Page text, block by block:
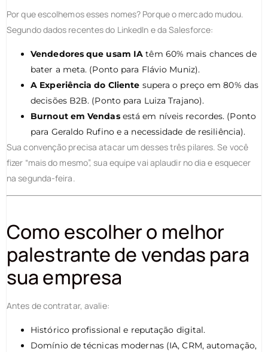
Por que escolhemos esses nomes? Porque o mercado mudou.
Segundo dados recentes do LinkedIn e da Salesforce:
Vendedores que usam IA têm 60% mais chances de
bater a meta. (Ponto para Flávio Muniz).
A Experiência do Cliente supera o preço em 80% das
decisões B2B. (Ponto para Luiza Trajano).
Burnout em Vendasestá em níveis recordes. (Ponto
para Geraldo Rufino e a necessidade de resiliência).
Sua convenção precisa atacar um desses três pilares. Se você
fizer “mais do mesmo”, sua equipe vai aplaudir no dia e esquecer
na segunda-feira.
Como escolher o melhor
palestrante de vendas para
sua empresa
Antes de contratar, avalie:
Histórico profissional e reputação digital.
Domínio de técnicas modernas (IA, CRM, automação,